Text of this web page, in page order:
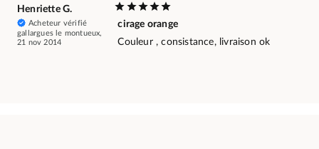
Henriette G.
Acheteur vérifié
gallargues le montueux,
21 nov 2014
cirage orange
Couleur , consistance, livraison ok